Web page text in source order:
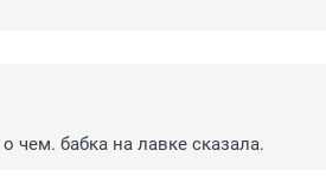
чем. бабка на лавке сказала.